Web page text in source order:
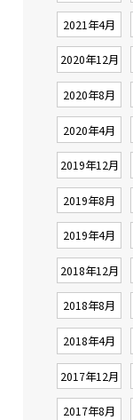
2021年4月
2020年12月
2020年8月
2020年4月
2019年12月
2019年8月
2019年4月
2018年12月
2018年8月
2018年4月
2017年12月
2017年8月